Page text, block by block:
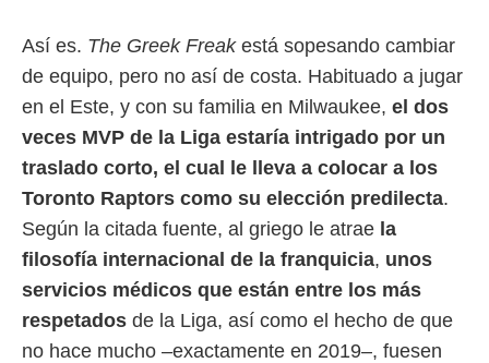
1199
Así es. The Greek Freakestá sopesando cambiar
de equipo, pero no así de costa. Habituado a jugar
en el Este, y con su familia en Milwaukee, el dos
veces MVP de la Liga estaría intrigado por un
traslado corto, el cual le lleva a colocar a los
Toronto Raptors como su elección predilecta.
Según la citada fuente, al griego le atrae la
filosofía internacional de la franquicia, unos
servicios médicos que están entre los más
respetados de la Liga, así como el hecho de que
no hace mucho –exactamente en 2019–, fuesen